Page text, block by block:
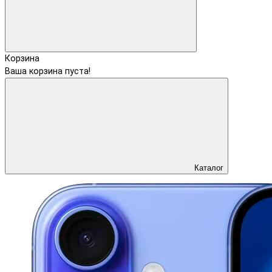
Корзина
Ваша корзина пуста!
Каталог